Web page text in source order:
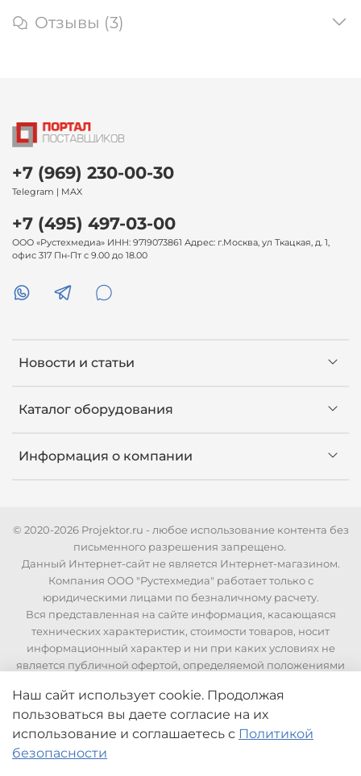
Отзывы (3)
Новости и статьи
Каталог оборудования
Информация о компании
+7 (969) 230-00-30
Telegram | MAX
+7 (495) 497-03-00
ООО «Рустехмедиа» ИНН: 9719073861 Адрес: г.Москва, ул Ткацкая, д. 1,
офис 317 Пн-Пт с 9.00 до 18.00
© 2020-2026 Projektor.ru - любое использование контента без
письменного разрешения запрещено.
Данный Интернет-сайт не является Интернет-магазином.
Компания ООО "Рустехмедиа" работает только с
юридическими лицами по безналичному расчету.
Вся представленная на сайте информация, касающаяся
технических характеристик, стоимости товаров, носит
информационный характер и ни при каких условиях не
является публичной офертой, определяемой положениями
стоимости и технических характеристик необходимо
связаться с нашими менеджерами по телефонам указанным
на сайте.
Наш сайт использует cookie. Продолжая
пользоваться вы даете согласие на их
использование и соглашаетесь с Политикой
безопасности